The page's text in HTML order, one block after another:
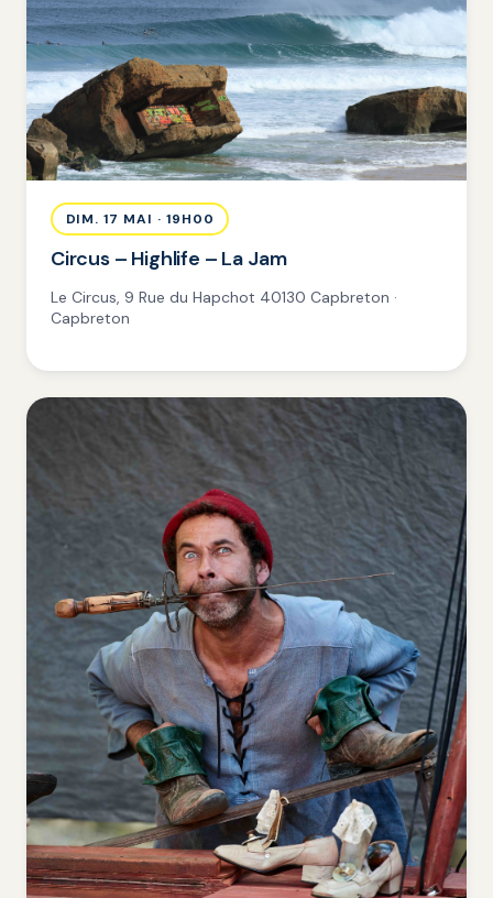
DIM. 17 MAI · 19H00
Circus – Highlife – La Jam
Le Circus, 9 Rue du Hapchot 40130 Capbreton ·
Capbreton